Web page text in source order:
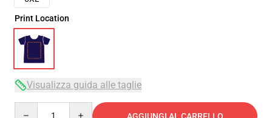
Print Location
Visualizza guida alle taglie